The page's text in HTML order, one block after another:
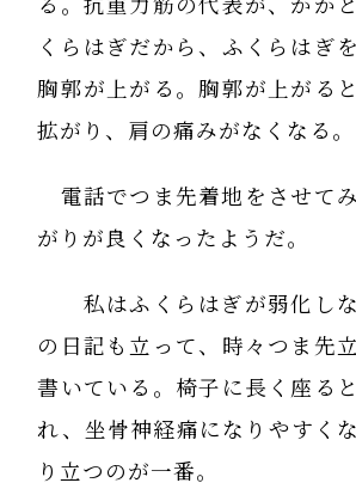
くらはぎだから、ふくらはぎ
胸郭が上がる。胸郭が上がる
拡がり、肩の痛みがなくなる。
電話でつま先着地をさせて
がりが良くなったようだ。
私はふくらはぎが弱化しな
の日記も立って、時々つま先
書いている。椅子に長く座る
れ、坐骨神経痛になりやすく
り立つのが一番。